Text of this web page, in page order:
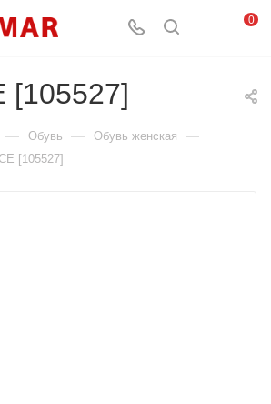
0
[105527]
— Обувь — Обувь женская —
[105527]